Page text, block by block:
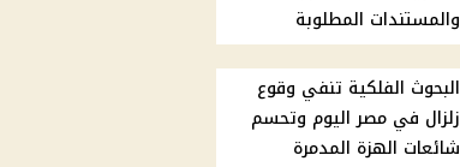
والمستندات المطلوبة
البحوث الفلكية تنفي وقوع
زلزال في مصر اليوم وتحسم
شائعات الهزة المدمرة